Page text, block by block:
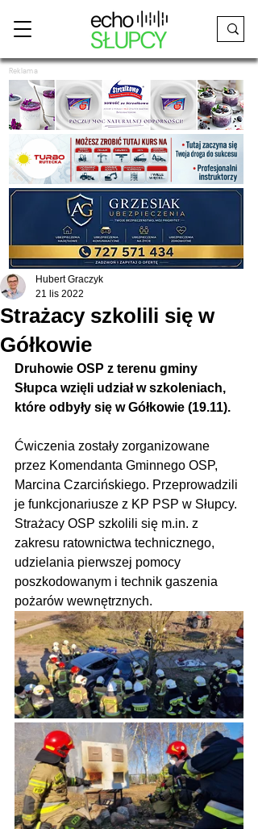
Reklama
Strażacy szkolili się w
Gółkowie
Hubert Graczyk
21 lis 2022
Druhowie OSP z terenu gminy
Słupca wzięli udział w szkoleniach,
które odbyły się w Gółkowie (19.11).
Ćwiczenia zostały zorganizowane
przez Komendanta Gminnego OSP,
Marcina Czarcińskiego. Przeprowadzili
je funkcjonariusze z KP PSP w Słupcy.
Strażacy OSP szkolili się m.in. z
zakresu ratownictwa technicznego,
udzielania pierwszej pomocy
poszkodowanym i technik gaszenia
pożarów wewnętrznych.